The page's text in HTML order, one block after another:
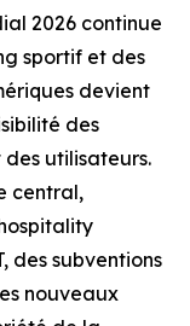
2026 continue
sportif et des
devient
des
utilisateurs.
central,
des subventions
nouveaux